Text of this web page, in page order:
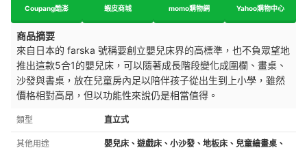
Coupang酷澎 蝦皮商城 momo購物網 Yahoo購物中心
商品摘要
來自日本的 farska 號稱要創立嬰兒床界的高標準，也不負眾望地
推出這款5合1的嬰兒床，可以隨著成長階段變化成圍欄、畫桌、
沙發與書桌，放在兒童房內足以陪伴孩子從出生到上小學，雖然
價格相對高昂，但以功能性來說仍是相當值得。
類型 直立式
其他用途
嬰兒床、遊戲床、小沙發、地板床、兒童繪畫桌、